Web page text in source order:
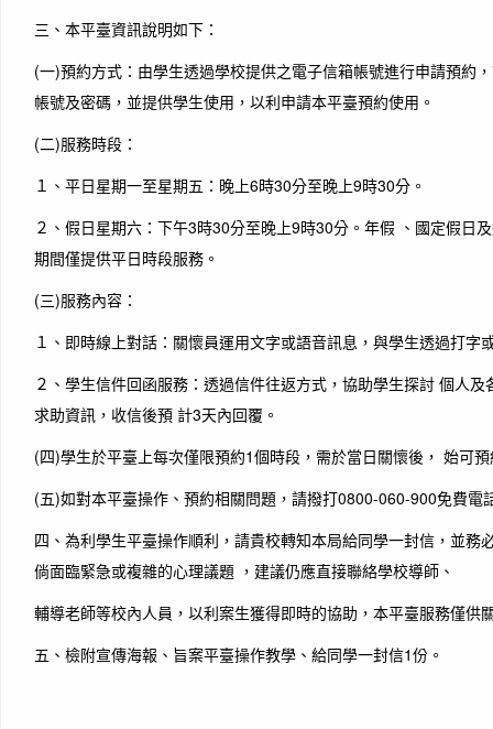
三、本平臺資訊說明如下：
(一)預約方式：由學生透過學校提供之電子信箱帳號進行申請預約
帳號及密碼，並提供學生使用，以利申請本平臺預約使用。
(二)服務時段：
１、平日星期一至星期五：晚上6時30分至晚上9時30分。
２、假日星期六：下午3時30分至晚上9時30分。年假 、國定假日
期間僅提供平日時段服務。
(三)服務內容：
１、即時線上對話：關懷員運用文字或語音訊息，與學生透過打字
２、學生信件回函服務：透過信件往返方式，協助學生探討 個人
求助資訊，收信後預 計3天內回覆。
(四)學生於平臺上每次僅限預約1個時段，需於當日關懷後， 始可
(五)如對本平臺操作、預約相關問題，請撥打0800-060-900免費電
四、為利學生平臺操作順利，請貴校轉知本局給同學一封信，並務
倘面臨緊急或複雜的心理議題 ，建議仍應直接聯絡學校導師、
輔導老師等校內人員，以利案生獲得即時的協助，本平臺服務僅供
五、檢附宣傳海報、旨案平臺操作教學、給同學一封信1份。